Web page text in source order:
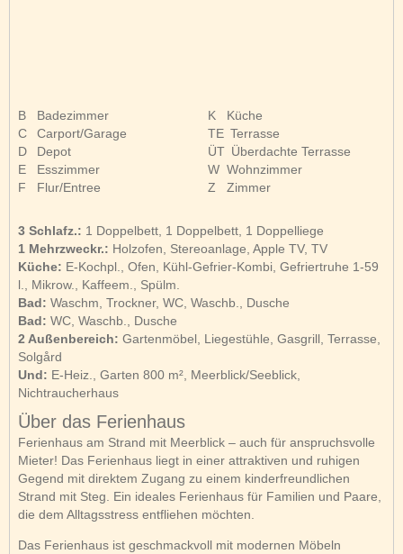
B
Badezimmer
C
Carport/Garage
D
Depot
E
Esszimmer
F
Flur/Entree
K
Küche
TE Terrasse
ÜT Überdachte Terrasse
W Wohnzimmer
Z
Zimmer
3 Schlafz.: 1 Doppelbett, 1 Doppelbett, 1 Doppelliege
1 Mehrzweckr.: Holzofen, Stereoanlage, Apple TV, TV
Küche: E-Kochpl., Ofen, Kühl-Gefrier-Kombi, Gefriertruhe 1-59
l., Mikrow., Kaffeem., Spülm.
Bad: Waschm, Trockner, WC, Waschb., Dusche
Bad: WC, Waschb., Dusche
2 Außenbereich: Gartenmöbel, Liegestühle, Gasgrill, Terrasse,
Solgård
Und: E-Heiz., Garten 800 m², Meerblick/Seeblick,
Nichtraucherhaus
Über das Ferienhaus
Ferienhaus am Strand mit Meerblick – auch für anspruchsvolle
Mieter! Das Ferienhaus liegt in einer attraktiven und ruhigen
Gegend mit direktem Zugang zu einem kinderfreundlichen
Strand mit Steg. Ein ideales Ferienhaus für Familien und Paare,
die dem Alltagsstress entfliehen möchten.
Das Ferienhaus ist geschmackvoll mit modernen Möbeln